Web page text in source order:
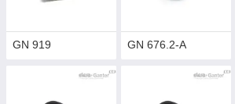
GN 919 GN 676.2-A